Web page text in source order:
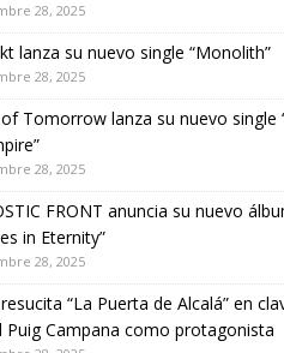
28, 2025
lanza su nuevo single “Monolith”
28, 2025
Tomorrow lanza su nuevo single
28, 2025
FRONT anuncia su nuevo
in Eternity”
28, 2025
“La Puerta de Alcalá” en
Puig Campana como protagonista